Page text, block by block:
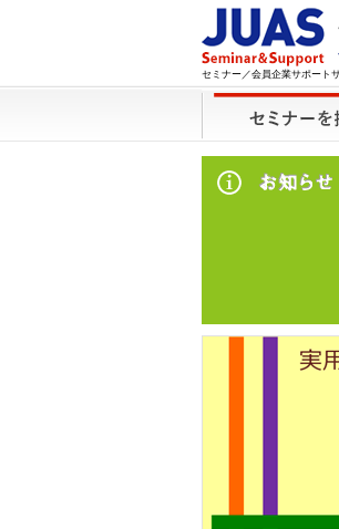
セミナー／会員企業サポート